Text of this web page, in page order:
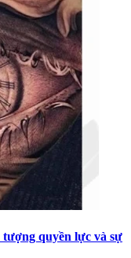
quyền lực và sự